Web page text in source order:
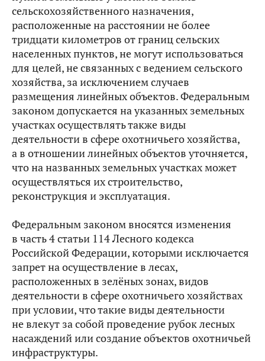
сельскохозяйственного назначения,
расположенные на расстоянии не более
тридцати километров от границ сельских
населенных пунктов, не могут использоваться
для целей, не связанных с ведением сельского
хозяйства, за исключением случаев
размещения линейных объектов. Федеральным
законом допускается на указанных земельных
участках осуществлять также виды
деятельности в сфере охотничьего хозяйства,
а в отношении линейных объектов уточняется,
что на названных земельных участках может
осуществляться их строительство,
реконструкция и эксплуатация.
Федеральным законом вносятся изменения
в часть 4 статьи 114 Лесного кодекса
Российской Федерации, которыми исключается
запрет на осуществление в лесах,
расположенных в зелёных зонах, видов
деятельности в сфере охотничьего хозяйствах
при условии, что такие виды деятельности
не влекут за собой проведение рубок лесных
насаждений или создание объектов охотничьей
инфраструктуры.